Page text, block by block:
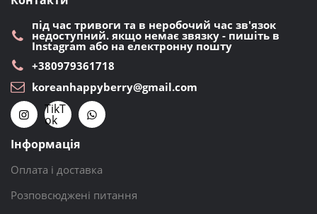
під час тривоги та в неробочий час зв'язок
недоступний. якщо немає звязку - пишіть в
Instagram або на електронну пошту
+380979361718
koreanhappyberry@gmail.com
TikT
ok
Інформація
Оплата і доставка
Розповсюджені питання